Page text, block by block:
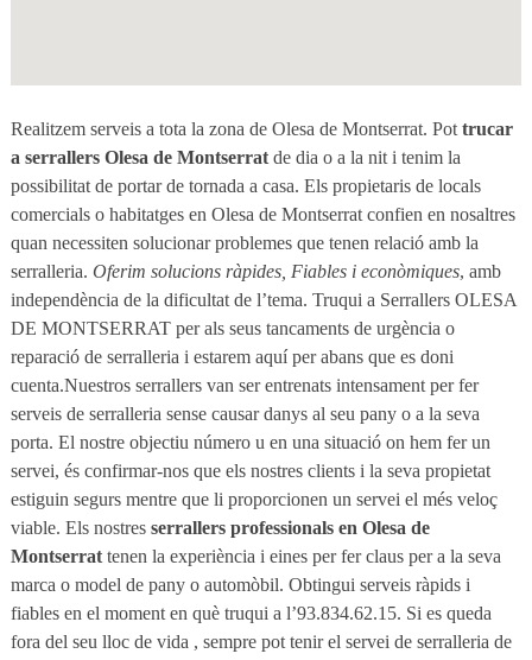
Realitzem serveis a tota la zona de Olesa de Montserrat. Pot trucar
a serrallers Olesa de Montserratde dia o a la nit i tenim la
possibilitat de portar de tornada a casa. Els propietaris de locals
comercials o habitatges en Olesa de Montserrat confien en nosaltres
quan necessiten solucionar problemes que tenen relació amb la
serralleria. Oferim solucions ràpides, Fiables i econòmiques, amb
independència de la dificultat de l’tema. Truqui a Serrallers OLESA
DE MONTSERRAT per als seus tancaments de urgència o
reparació de serralleria i estarem aquí per abans que es doni
cuenta.Nuestros serrallers van ser entrenats intensament per fer
serveis de serralleria sense causar danys al seu pany o a la seva
porta. El nostre objectiu número u en una situació on hem fer un
servei, és confirmar-nos que els nostres clients i la seva propietat
estiguin segurs mentre que li proporcionen un servei el més veloç
viable. Els nostres serrallers professionals en Olesa de
Montserrattenen la experiència i eines per fer claus per a la seva
marca o model de pany o automòbil. Obtingui serveis ràpids i
fiables en el moment en què truqui a l’93.834.62.15. Si es queda
fora del seu lloc de vida ​​, sempre pot tenir el servei de serralleria de